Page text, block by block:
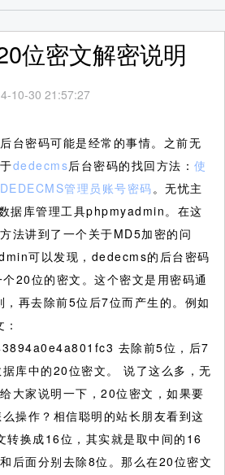
位密文解密说明
10-30 21:57:27
台密码可能是经常的事情。之前无
dedecms后台密码的找回方法： 使
管理员账号密码。无忧主
据库管理工具phpmyadmin。在这
法讲到了一个关于MD5加密的问
可以发现，dedecms的后台密码
20位的密文。这个密文是用密码通
再去除前5位后7位而产生的。例如
去除前5位，后7
库中的20位密文。 说了这么多，无
大家说明一下，20位密文，如果要
操作？相信聪明的站长朋友看到这
转换成16位，其实就是取中间的16
后面分别去除8位。那么在20位密文